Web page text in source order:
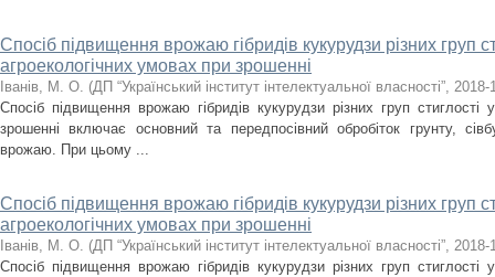
Спосіб підвищення врожаю гібридів кукурудзи різних груп
агроекологічних умовах при зрошенні
Іванів, М. О. (ДП “Український інститут інтелектуальної власності”, 2018-
Спосіб підвищення врожаю гібридів кукурудзи різних груп стиглості
зрошенні включає основний та передпосівний обробіток грунту,
врожаю. При цьому ...
Спосіб підвищення врожаю гібридів кукурудзи різних груп
агроекологічних умовах при зрошенні
Іванів, М. О. (ДП “Український інститут інтелектуальної власності”, 2018-
Спосіб підвищення врожаю гібридів кукурудзи різних груп стиглості